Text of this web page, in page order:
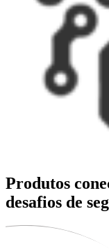
Produtos
desafios de